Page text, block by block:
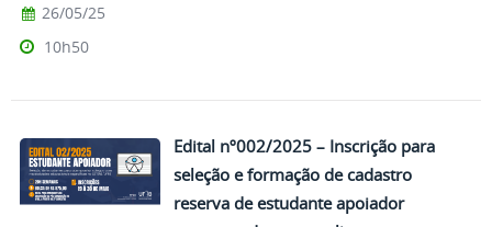
26/05/25
10h50
Edital nº002/2025 – Inscrição para
seleção e formação de cadastro
reserva de estudante apoiador